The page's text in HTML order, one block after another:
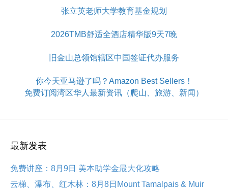
张立英老师大学教育基金规划
2026TMB舒适全酒店精华版9天7晚
旧金山总领馆辖区中国签证代办服务
你今天亚马逊了吗？Amazon Best Sellers！
免费订阅湾区华人最新资讯（爬山、旅游、新闻）
最新发表
免费讲座：8月9日 美本助学金最大化攻略
云梯、瀑布、红木林：8月8日Mount Tamalpais & Muir